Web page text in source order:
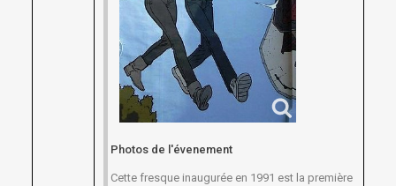
Photos de l'évenement
Cette fresque inaugurée en 1991 est la première